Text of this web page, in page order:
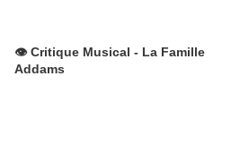
👁️ Critique Musical - La Famille
Addams